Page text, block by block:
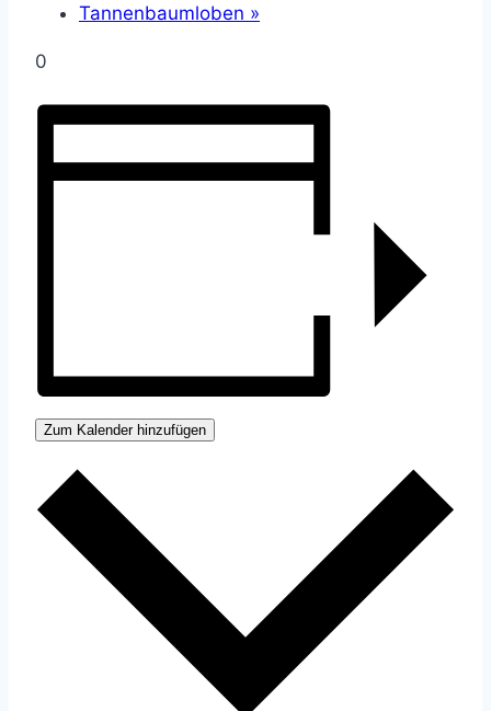
Tannenbaumloben »
0
Zum Kalender hinzufügen